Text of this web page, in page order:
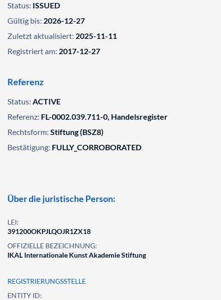
Status: ISSUED
Gültig bis: 2026-12-27
Zuletzt aktualisiert: 2025-11-11
Registriert am: 2017-12-27
Referenz
Status: ACTIVE
Referenz: FL-0002.039.711-0, Handelsregister
Rechtsform: Stiftung (BSZ8)
Bestätigung: FULLY_CORROBORATED
Über die juristische Person:
LEI:
391200OKPJLQOJR1ZX18
OFFIZIELLE BEZEICHNUNG:
IKAL Internationale Kunst Akademie Stiftung
REGISTRIERUNGSSTELLE
ENTITY ID: